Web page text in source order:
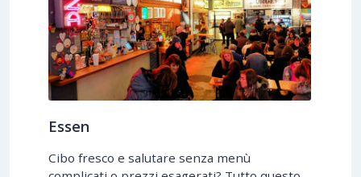
Essen
Cibo fresco e salutare senza menù